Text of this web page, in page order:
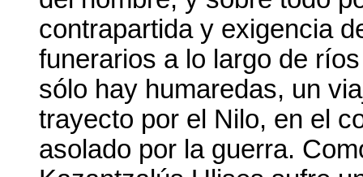
contrapartida y exigencia
funerarios a lo largo de
sólo hay humaredas, un
trayecto por el Nilo, en el
asolado por la guerra.